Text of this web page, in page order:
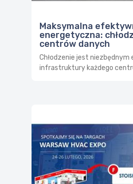
Maksymalna
energetyczna:
centrów danych
Chłodzenie jest niezbędnym
infrastruktury każdego